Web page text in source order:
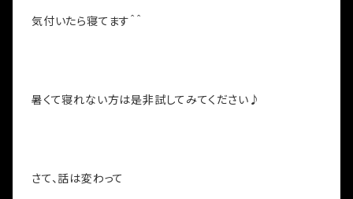
気付いたら寝てます＾＾
暑くて寝れない方は是非試してみてください♪
さて、話は変わって